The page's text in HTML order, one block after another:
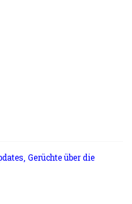
Gerüchte über die